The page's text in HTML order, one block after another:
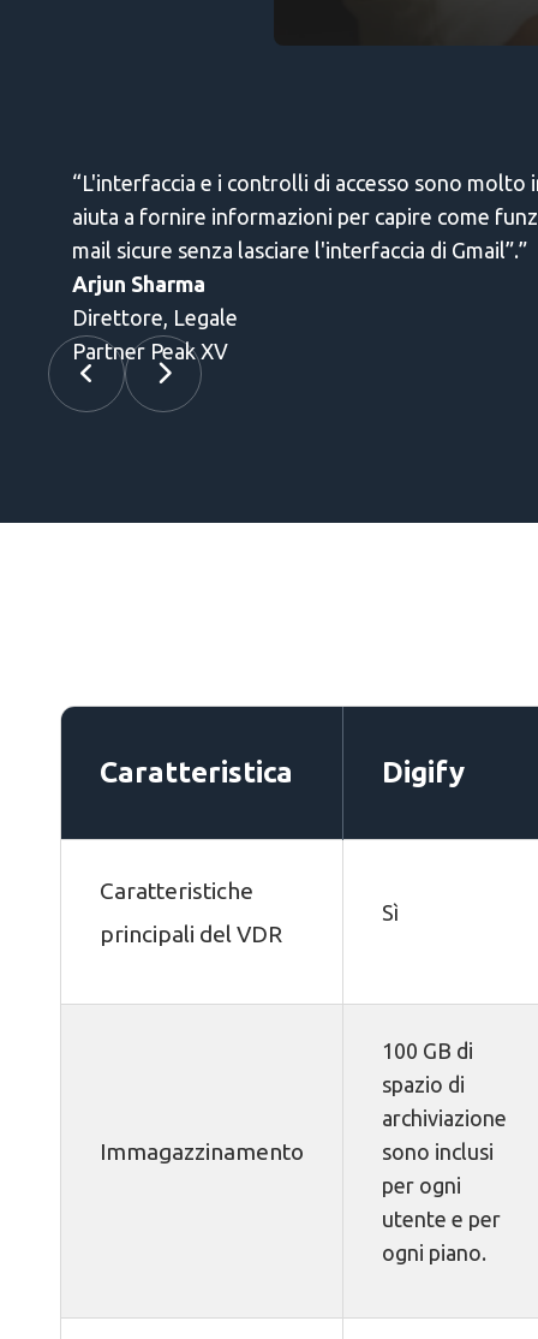
Caratteristica Digify
Caratteristiche
principali del VDR
Sì
Immagazzinamento
100 GB di
spazio di
archiviazione
sono inclusi
per ogni
utente e per
ogni piano.